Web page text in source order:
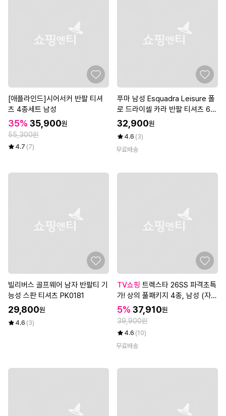
[애플라인드]시어서커 반팔 티셔
츠 4종세트 남성
35% 35,900원
55,300원
4.7 (7)
푸마 남성 Esquadra Leisure 폴
로 드라이셀 카라 반팔 티셔츠 65
4385-23
32,900원
4.6 (3)
무료배송
빌리버스 골프웨어 남자 반팔티 기
능성 스판 티셔츠 PK0181
29,800원
4.6 (3)
TV쇼핑
가! 상의 풀패키지 4종, 남성 (자켓
+베스트+티셔츠+파우치)
5% 37,910원
39,900원
4.6 (10)
무료배송